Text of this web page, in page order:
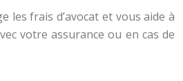
les frais d’avocat et vous aide à
votre assurance ou en cas de